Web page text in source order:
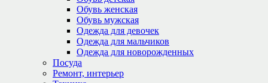
Обувь женская
Обувь мужская
Одежда для девочек
Одежда для мальчиков
Одежда для новорожденных
Посуда
Ремонт, интерьер